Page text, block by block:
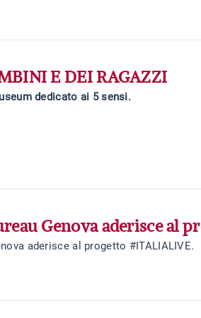
E DEI RAGAZZI
dedicato ai 5 sensi.
Genova aderisce al
aderisce al progetto #ITALIALIVE.